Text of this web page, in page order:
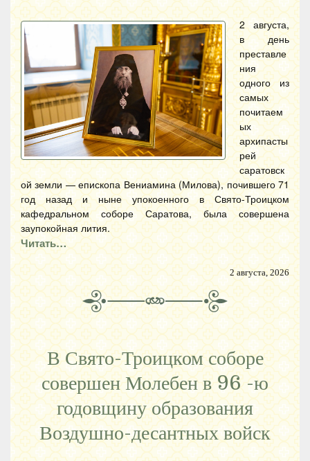
2 августа,
в день
преставле
ния
одного из
самых
почитаем
ых
архипасты
рей
саратовск
ой земли — епископа Вениамина (Милова), почившего 71
год назад и ныне упокоенного в Свято-Троицком
кафедральном соборе Саратова, была совершена
заупокойная лития.
Читать…
2 августа, 2026
В Свято-Троицком соборе
совершен Молебен в 96 -ю
годовщину образования
Воздушно-десантных войск